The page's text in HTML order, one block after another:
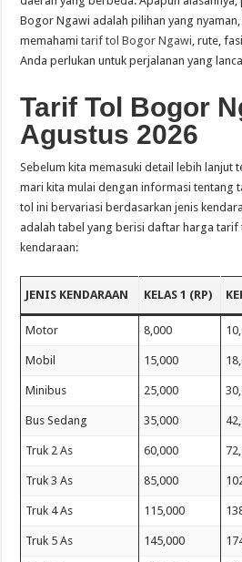
Bogor Ngawi adalah pilihan yang
memahamitarif tol Bogor Ngawi , rute,
Anda perlukan untuk perjalanan yang
Tarif Tol Bogor
Agustus 2026
Sebelum kita memasuki detail lebih lanjut
mari kita mulai dengan informasi tentang
tol ini bervariasi berdasarkan jenis
adalah tabel yang berisi daftar harga tarif
kendaraan:
JENIS KENDARAAN KELAS 1 (RP)
Motor 8,000
Mobil 15,000
Minibus 25,000
Bus Sedang 35,000
Truk 2 As 60,000
Truk 3 As 85,000
Truk 4 As 115,000
Truk 5 As 145,000